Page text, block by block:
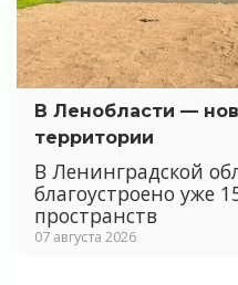
В Ленобласти —
территории
В Ленинградской
благоустроено уже
пространств
07 августа 2026